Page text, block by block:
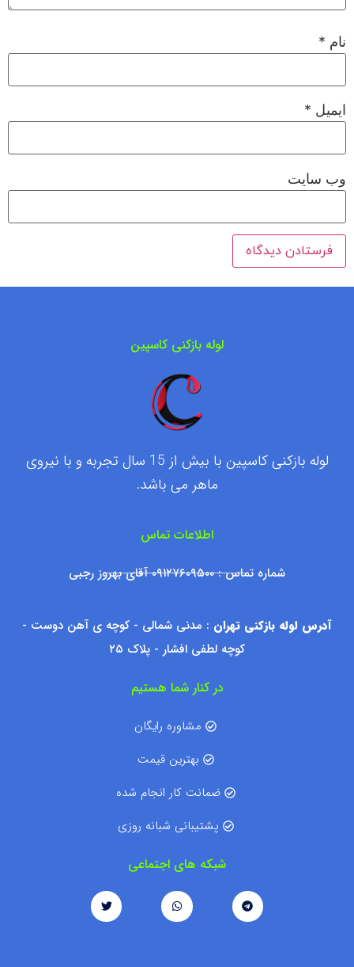
نام *
ایمیل *
وب‌ سایت
لوله بازکنی کاسپین
لوله بازکنی کاسپین با بیش از 15 سال تجربه و با نیروی
ماهر می باشد.
اطلاعات تماس
شماره تماس : ۰۹۱۲۷۶۰۹۵۰۰ آقای بهروز رجبی
آدرس لوله بازکنی تهران : مدنی شمالی - کوچه ی آهن دوست -
کوچه لطفی افشار - پلاک ۲۵
در کنار شما هستیم
مشاوره رایگان
بهترین قیمت
ضمانت کار انجام شده
پشتیبانی شبانه روزی
شبکه های اجتماعی